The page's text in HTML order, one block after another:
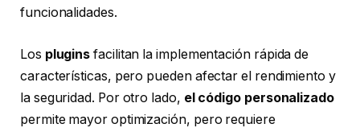
funcionalidades.
Los plugins facilitan la implementación rápida de
características, pero pueden afectar el rendimiento y
la seguridad. Por otro lado, el código personalizado
permite mayor optimización, pero requiere